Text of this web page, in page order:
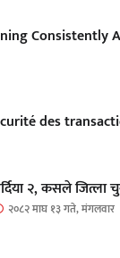
Consistently
des
२, कसले जित्ला
२०८२ माघ १३ गते, मंगलवार